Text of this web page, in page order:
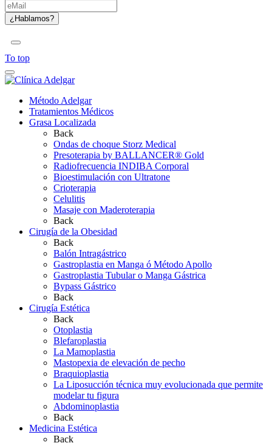
To top
Método Adelgar
Tratamientos Médicos
Grasa Localizada
Back
Ondas de choque Storz Medical
Presoterapia by BALLANCER® Gold
Radiofrecuencia INDIBA Corporal
Bioestimulación con Ultratone
Crioterapia
Celulitis
Masaje con Maderoterapia
Back
Cirugía de la Obesidad
Back
Balón Intragástrico
Gastroplastia en Manga ó Método Apollo
Gastroplastia Tubular o Manga Gástrica
Bypass Gástrico
Back
Cirugía Estética
Back
Otoplastia
Blefaroplastia
La Mamoplastia
Mastopexia de elevación de pecho
Braquioplastia
La Liposucción técnica muy evolucionada que permite
modelar tu figura
Abdominoplastia
Back
Medicina Estética
Back